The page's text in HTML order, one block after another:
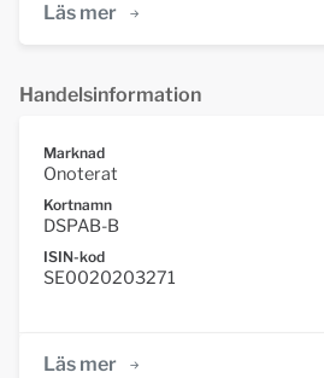
Läs mer
Handelsinformation
Marknad
Onoterat
Kortnamn
DSPAB-B
ISIN-kod
SE0020203271
Läs mer